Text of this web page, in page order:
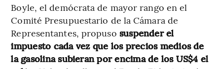
Boyle, el demócrata de mayor rango en el
Comité Presupuestario de la Cámara de
Representantes, propuso suspender el
impuesto cada vez que los precios medios de
la gasolina subieran por encima de los US$4 el